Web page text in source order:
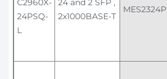
24PSQ-
L
2x1000BASE-T
MES2324P